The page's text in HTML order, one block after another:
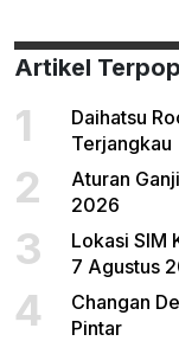
Artikel
1
Daihatsu
Terjangkau
2
Aturan
2026
3
Lokasi SIM
7 Agustus
4
Changan
Pintar